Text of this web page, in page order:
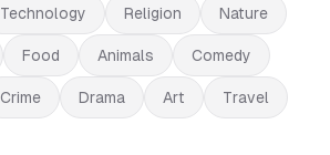
Technology Religion Nature
Food Animals Comedy
Crime Drama Art Travel